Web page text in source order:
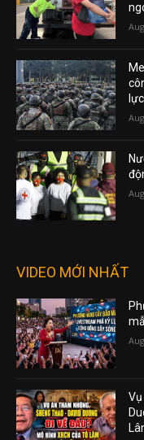
VIDEO MỚI NHẤT